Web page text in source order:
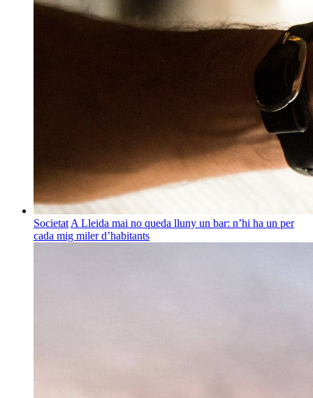
Societat A Lleida mai no queda lluny un bar: n’hi ha un per
cada mig miler d’habitants